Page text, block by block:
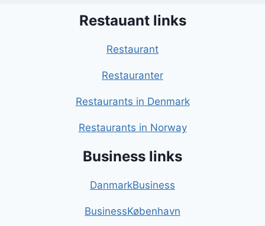
Restauant links
Restaurant
Restauranter
Restaurants in Denmark
Restaurants in Norway
Business links
DanmarkBusiness
BusinessKøbenhavn